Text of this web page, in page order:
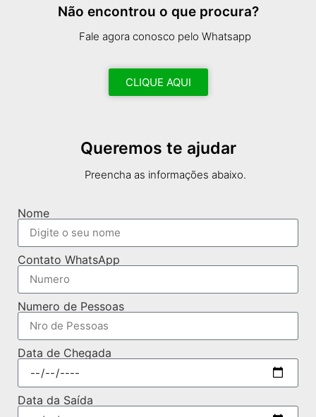
Não encontrou o que procura?
Fale agora conosco pelo Whatsapp
CLIQUE AQUI
Queremos te ajudar
Preencha as informações abaixo.
Nome
Contato WhatsApp
Numero de Pessoas
Data de Chegada
Data da Saída